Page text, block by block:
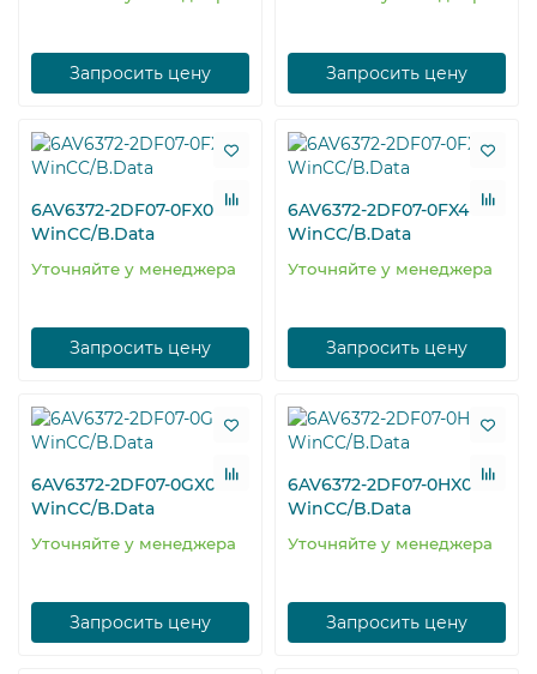
Запросить цену Запросить цену
6AV6372-2DF07-0FX0
WinCC/B.Data
Уточняйте у менеджера
Запросить цену
6AV6372-2DF07-0FX4
WinCC/B.Data
Уточняйте у менеджера
Запросить цену
6AV6372-2DF07-0GX0
WinCC/B.Data
Уточняйте у менеджера
Запросить цену
6AV6372-2DF07-0HX0
WinCC/B.Data
Уточняйте у менеджера
Запросить цену